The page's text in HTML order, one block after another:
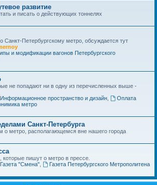
развитие
и писать о действующих тоннелях
Санкт-Петербургскому метро, обсуждается тут
и модификации вагонов Петербургского
не попадают ни в одну из перечисленных выше -
Информационное пространство и дизайн,
Оплата
метро
Санкт-Петербурга
метро, располагающемся вне нашего города
пишут о метро в прессе.
Газета "Смена",
Газета Петербургского Метрополитена